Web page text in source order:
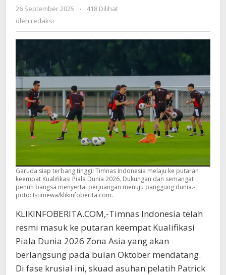
Grup
Kualifikasi
Piala
2026
Zona
Asia
26 September 2025
oleh
-
418 Dilihat
oleh redaksi
Garuda siap terbang tinggi! Timnas Indonesia melaju ke putaran
keempat Kualifikasi Piala Dunia 2026. Dukungan dan semangat
penuh bangsa menyertai perjuangan menuju panggung dunia.-
poto: Istimewa/klikinfoberita.com.
KLIKINFOBERITA.COM,-Timnas Indonesia telah
resmi masuk ke putaran keempat Kualifikasi
Piala Dunia 2026 Zona Asia yang akan
berlangsung pada bulan Oktober mendatang.
Di fase krusial ini, skuad asuhan pelatih Patrick